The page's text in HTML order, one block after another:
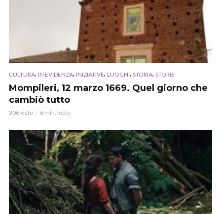
CULTURA, IN EVIDENZA, INIZIATIVE, LUOGHI, STORIA, STORIE
Mompileri, 12 marzo 1669. Quel giorno che
cambiò tutto
306 visto 6 min. letto